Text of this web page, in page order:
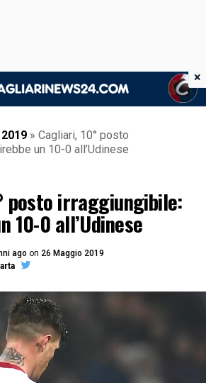
2019 » Cagliari, 10° posto
un 10-0 all’Udinese
posto irraggiungibile:
10-0 all’Udinese
ago on 26 Maggio 2019
×